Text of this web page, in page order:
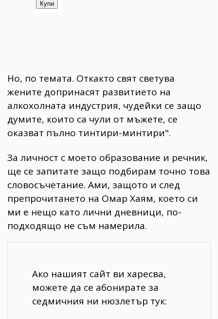
Но, по темата. Откакто свят светува
жените допринасят развитието на
алкохолната индустрия, чудейки се защо
думите, които са чули от мъжете, се
оказват пълно тинтири-минтири".
За личност с моето образование и речник,
ще се запитате защо подбирам точно това
словосъчетание. Ами, защото и след
препрочитането на Омар Хаям, което си
ми е нещо като лични дневници, по-
подходящо не съм намерила.
Ако нашият сайт ви харесва,
можете да се абонирате за
седмичния ни нюзлетър тук: